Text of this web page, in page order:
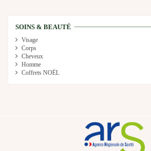
SOINS & BEAUTÉ
Visage
Corps
Cheveux
Homme
Coffrets NOËL